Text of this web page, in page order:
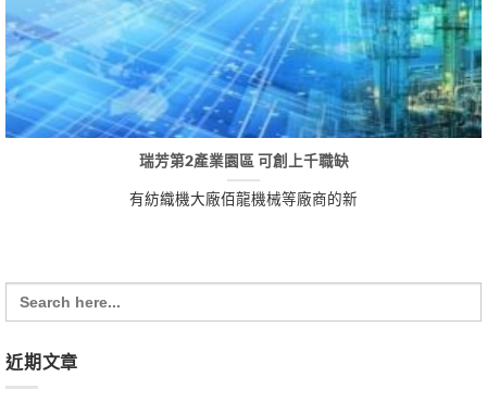
瑞芳第2產業園區 可創上千職缺
有紡織機大廠佰龍機械等廠商的新
Search
for:
近期文章